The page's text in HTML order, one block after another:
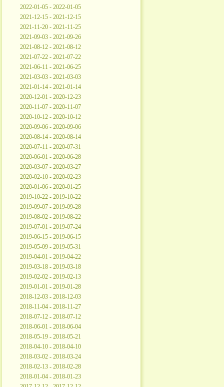
2022-01-05 - 2022-01-05
2021-12-15 - 2021-12-15
2021-11-20 - 2021-11-25
2021-09-03 - 2021-09-26
2021-08-12 - 2021-08-12
2021-07-22 - 2021-07-22
2021-06-11 - 2021-06-25
2021-03-03 - 2021-03-03
2021-01-14 - 2021-01-14
2020-12-01 - 2020-12-23
2020-11-07 - 2020-11-07
2020-10-12 - 2020-10-12
2020-09-06 - 2020-09-06
2020-08-14 - 2020-08-14
2020-07-11 - 2020-07-31
2020-06-01 - 2020-06-28
2020-03-07 - 2020-03-27
2020-02-10 - 2020-02-23
2020-01-06 - 2020-01-25
2019-10-22 - 2019-10-22
2019-09-07 - 2019-09-28
2019-08-02 - 2019-08-22
2019-07-01 - 2019-07-24
2019-06-15 - 2019-06-15
2019-05-09 - 2019-05-31
2019-04-01 - 2019-04-22
2019-03-18 - 2019-03-18
2019-02-02 - 2019-02-13
2019-01-01 - 2019-01-28
2018-12-03 - 2018-12-03
2018-11-04 - 2018-11-27
2018-07-12 - 2018-07-12
2018-06-01 - 2018-06-04
2018-05-19 - 2018-05-21
2018-04-10 - 2018-04-10
2018-03-02 - 2018-03-24
2018-02-13 - 2018-02-28
2018-01-04 - 2018-01-23